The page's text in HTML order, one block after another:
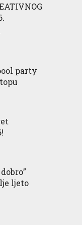
party
ljeto